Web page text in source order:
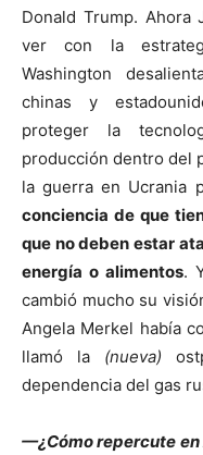
Donald Trump. Ahora
ver con la
Washington
chinas y
proteger la
producción dentro del
la guerra en Ucrania
conciencia de que
que no deben estar
energía o alimentos.
cambió mucho su
Angela Merkel había
llamó la (nueva)
dependencia del gas
—¿Cómo repercute